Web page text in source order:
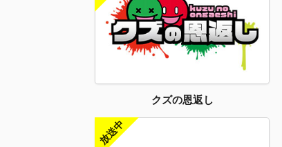
クズの恩返し